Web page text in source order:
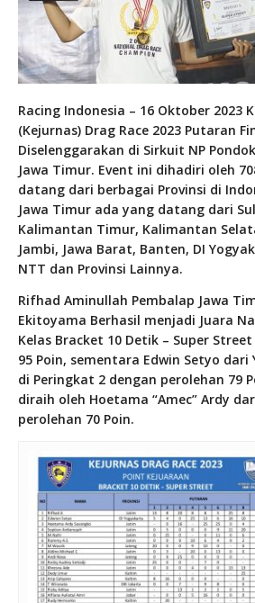
Racing Indonesia – 16 Oktober 2023
(Kejurnas) Drag Race 2023 Putaran
Diselenggarakan di Sirkuit NP
Jawa Timur. Event ini dihadiri oleh
datang dari berbagai Provinsi di
Jawa Timur ada yang datang dari
Kalimantan Timur, Kalimantan
Jambi, Jawa Barat, Banten, DI
NTT dan Provinsi Lainnya.
Rifhad Aminullah Pembalap Jawa
Ekitoyama Berhasil menjadi Juara
Kelas Bracket 10 Detik – Super
95 Poin, sementara Edwin Setyo
di Peringkat 2 dengan perolehan 79
diraih oleh Hoetama “Amec” Ardy
perolehan 70 Poin.